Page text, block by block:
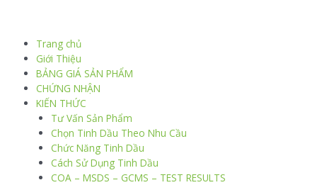
Trang chủ
Giới Thiệu
BẢNG GIÁ SẢN PHẨM
CHỨNG NHẬN
KIẾN THỨC
Tư Vấn Sản Phẩm
Chọn Tinh Dầu Theo Nhu Cầu
Chức Năng Tinh Dầu
Cách Sử Dụng Tinh Dầu
COA – MSDS – GCMS – TEST RESULTS